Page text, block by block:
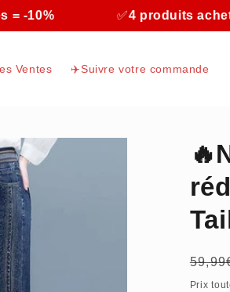
-10% ✅4 produits
Ventes ✈️Suivre votre commande
Prix
Prix
Bleu Foncé